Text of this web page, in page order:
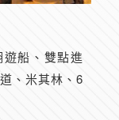
船、雙點進
、米其林、6